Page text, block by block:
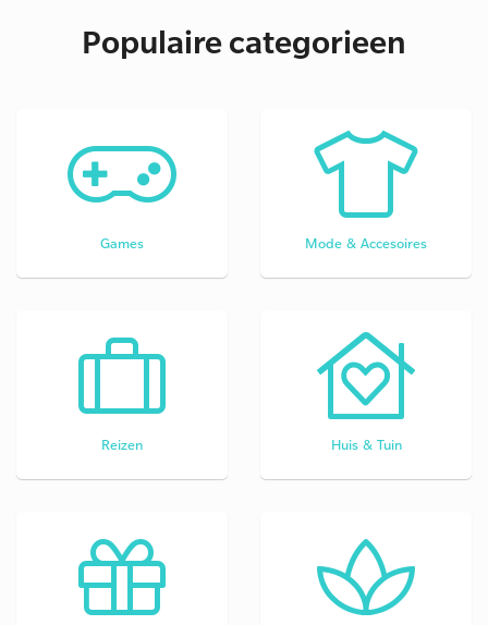
Populaire categorieen
Games Mode & Accesoires
Reizen Huis & Tuin